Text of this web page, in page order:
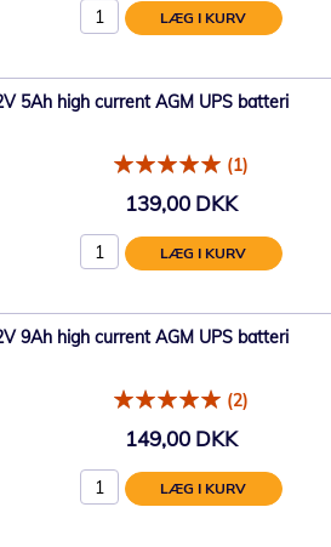
LÆG I KURV
5Ah high current AGM UPS batteri
(1)
139,00 DKK
LÆG I KURV
9Ah high current AGM UPS batteri
(2)
149,00 DKK
LÆG I KURV